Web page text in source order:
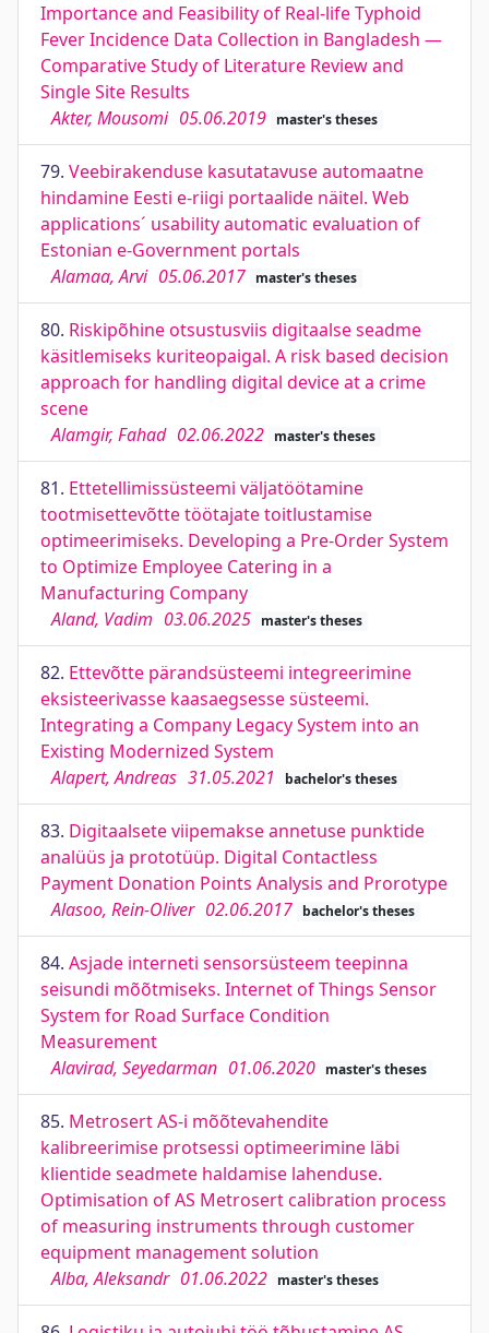
Importance and Feasibility of Real-life Typhoid
Fever Incidence Data Collection in Bangladesh —
Comparative Study of Literature Review and
Single Site Results
Akter, Mousomi 05.06.2019 master's theses
79. Veebirakenduse kasutatavuse automaatne
hindamine Eesti e-riigi portaalide näitel. Web
applications´ usability automatic evaluation of
Estonian e-Government portals
Alamaa, Arvi 05.06.2017 master's theses
80. Riskipõhine otsustusviis digitaalse seadme
käsitlemiseks kuriteopaigal. A risk based decision
approach for handling digital device at a crime
scene
Alamgir, Fahad 02.06.2022 master's theses
81. Ettetellimissüsteemi väljatöötamine
tootmisettevõtte töötajate toitlustamise
optimeerimiseks. Developing a Pre-Order System
to Optimize Employee Catering in a
Manufacturing Company
Aland, Vadim 03.06.2025 master's theses
82. Ettevõtte pärandsüsteemi integreerimine
eksisteerivasse kaasaegsesse süsteemi.
Integrating a Company Legacy System into an
Existing Modernized System
Alapert, Andreas 31.05.2021 bachelor's theses
83. Digitaalsete viipemakse annetuse punktide
analüüs ja prototüüp. Digital Contactless
Payment Donation Points Analysis and Prorotype
Alasoo, Rein-Oliver 02.06.2017 bachelor's theses
84. Asjade interneti sensorsüsteem teepinna
seisundi mõõtmiseks. Internet of Things Sensor
System for Road Surface Condition
Measurement
Alavirad, Seyedarman 01.06.2020 master's theses
85. Metrosert AS-i mõõtevahendite
kalibreerimise protsessi optimeerimine läbi
klientide seadmete haldamise lahenduse.
Optimisation of AS Metrosert calibration process
of measuring instruments through customer
equipment management solution
Alba, Aleksandr 01.06.2022 master's theses